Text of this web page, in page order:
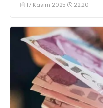
17 Kasım 2025 22:20